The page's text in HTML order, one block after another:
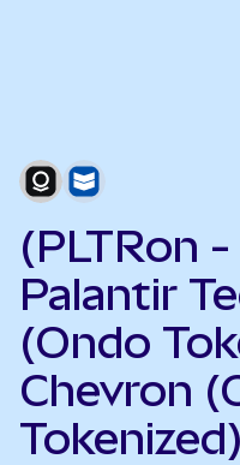
(PLTRon
Palantir
(Ondo
Chevron